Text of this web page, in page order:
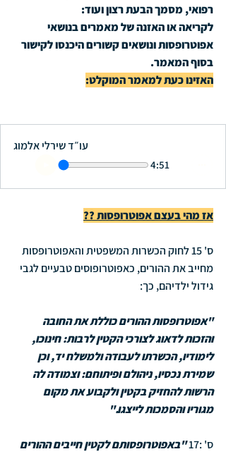
רפואי, מסמך הבעת רצון ועוד:
לקריאה או האזנה של מאמרים בנושאי
אפוטרופסות ונושאים קשורים היכנסו לקישור
בסוף המאמר.
האזינו כעת למאמר המוקלט:
עו״ד שירלי אלמוג
4:51
אז מהי בעצם אפוטרופסות ??
ס' 15 לחוק הכשרות המשפטית והאפוטרופסות
מחייב את ההורים, כאפוטרופוסים טבעיים לגבי
גידול ילדיהם, כך:
"אפוטרופסות ההורים כוללת את החובה
והזכות לדאוג לצורכי הקטין לרבות: חינוכו,
לימודיו, הכשרתו לעבודה ולמשלח יד, וכן
שמירת נכסיו, ניהולם ופיתוחם: וצמודה לה
הרשות להחזיק בקטין ולקבוע את מקום
מגוריו והסמכות לייצגו."
ס' :17
"באפוטרופסותם לקטין חייבים ההורים